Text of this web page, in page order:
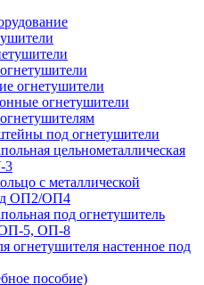
огнетушители
огнетушители
под огнетушители
цельнометаллическая
3
с металлической
ОП2/ОП4
под огнетушитель
5, ОП-8
огнетушителя настенное под
пособие)